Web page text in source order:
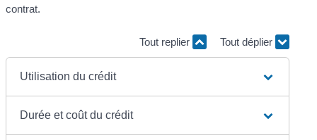
contrat.
Tout replier Tout déplier
Utilisation du crédit
Durée et coût du crédit